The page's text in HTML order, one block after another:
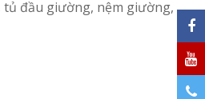
đầu giường, nệm giường,